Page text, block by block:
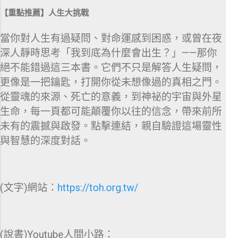
【重點推薦】人生大挑戰
當你對人生有過疑問、對命運感到困惑，或曾在夜
深人靜時思考「我到底為什麼會出生？」——那你
絕不能錯過這三本書。它們不只是解答人生疑問，
更像是一把鑰匙，打開你從未想像過的真相之門。
從靈魂的來源、死亡的意義，到神祕的宇宙與外星
生命，每一頁都可能顛覆你以往的信念，帶來前所
未有的震撼與啟發。點擊連結，親自驗證這場靈性
與智慧的深度對話。
(文字)網站： https://toh.org.tw/
(說書)Youtube人間小路：